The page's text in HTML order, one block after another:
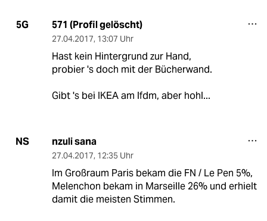
5G 571 (Profil gelöscht)
27.04.2017, 13:07 Uhr
Hast kein Hintergrund zur Hand,
probier 's doch mit der Bücherwand.
Gibt 's bei IKEA am lfdm, aber hohl...
NS nzuli sana
27.04.2017, 12:35 Uhr
Im Großraum Paris bekam die FN / Le Pen 5%,
Melenchon bekam in Marseille 26% und erhielt
damit die meisten Stimmen.